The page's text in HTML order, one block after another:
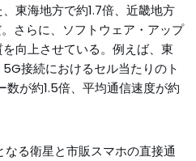
東海地方で約1.7倍、近畿地方
さらに、ソフトウェア・アップ
向上させている。例えば、東
接続におけるセル当たりのト
が約1.5倍、平均通信速度が約
る衛星と市販スマホの直接通